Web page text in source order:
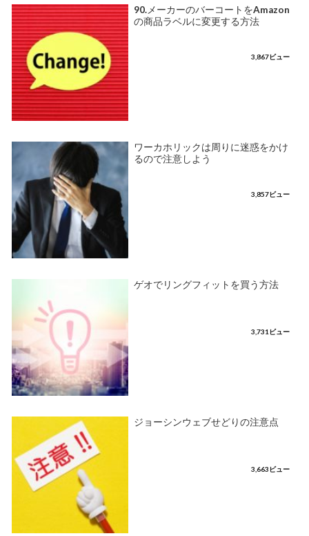
90.メーカーのバーコートをAmazon
の商品ラベルに変更する方法
3,867ビュー
ワーカホリックは周りに迷惑をかけ
るので注意しよう
3,857ビュー
ゲオでリングフィットを買う方法
3,731ビュー
ジョーシンウェブせどりの注意点
3,663ビュー